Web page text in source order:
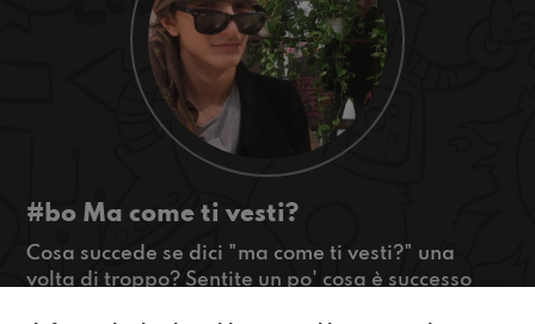
#bo Ma come ti vesti?
Cosa succede se dici "ma come ti vesti?" una
volta di troppo? Sentite un po' cosa è successo